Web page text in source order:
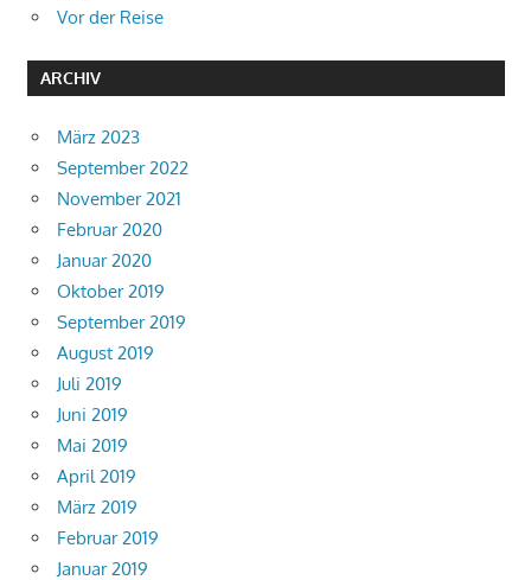
Vor der Reise
ARCHIV
März 2023
September 2022
November 2021
Februar 2020
Januar 2020
Oktober 2019
September 2019
August 2019
Juli 2019
Juni 2019
Mai 2019
April 2019
März 2019
Februar 2019
Januar 2019